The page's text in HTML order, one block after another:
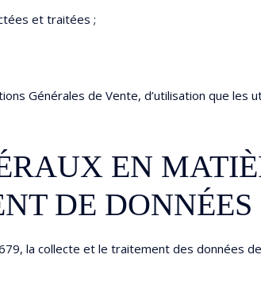
et traitées ;
Générales de Vente, d’utilisation que les
EN
DE DONNÉES
la collecte et le traitement des données